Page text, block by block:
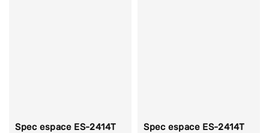
Spec espace ES-2414T
Spec espace ES-2414T